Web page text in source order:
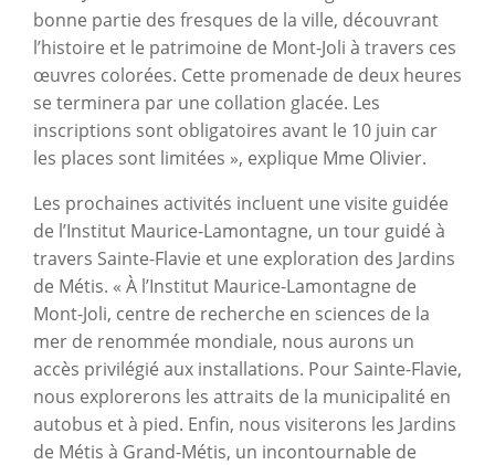
bonne partie des fresques de la ville, découvrant
l’histoire et le patrimoine de Mont-Joli à travers ces
œuvres colorées. Cette promenade de deux heures
se terminera par une collation glacée. Les
inscriptions sont obligatoires avant le 10 juin car
les places sont limitées », explique Mme Olivier.
Les prochaines activités incluent une visite guidée
de l’Institut Maurice-Lamontagne, un tour guidé à
travers Sainte-Flavie et une exploration des Jardins
de Métis. « À l’Institut Maurice-Lamontagne de
Mont-Joli, centre de recherche en sciences de la
mer de renommée mondiale, nous aurons un
accès privilégié aux installations. Pour Sainte-Flavie,
nous explorerons les attraits de la municipalité en
autobus et à pied. Enfin, nous visiterons les Jardins
de Métis à Grand-Métis, un incontournable de